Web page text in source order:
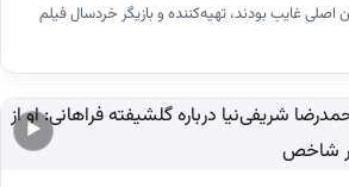
اصلی غایب بودند، تهیه‌کننده و بازیگر خردسال فیلم
▶